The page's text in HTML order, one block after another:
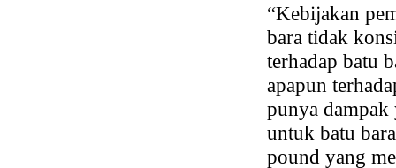
“Kebijakan
bara tidak
terhadap batu
apapun
punya
untuk batu
pound yang